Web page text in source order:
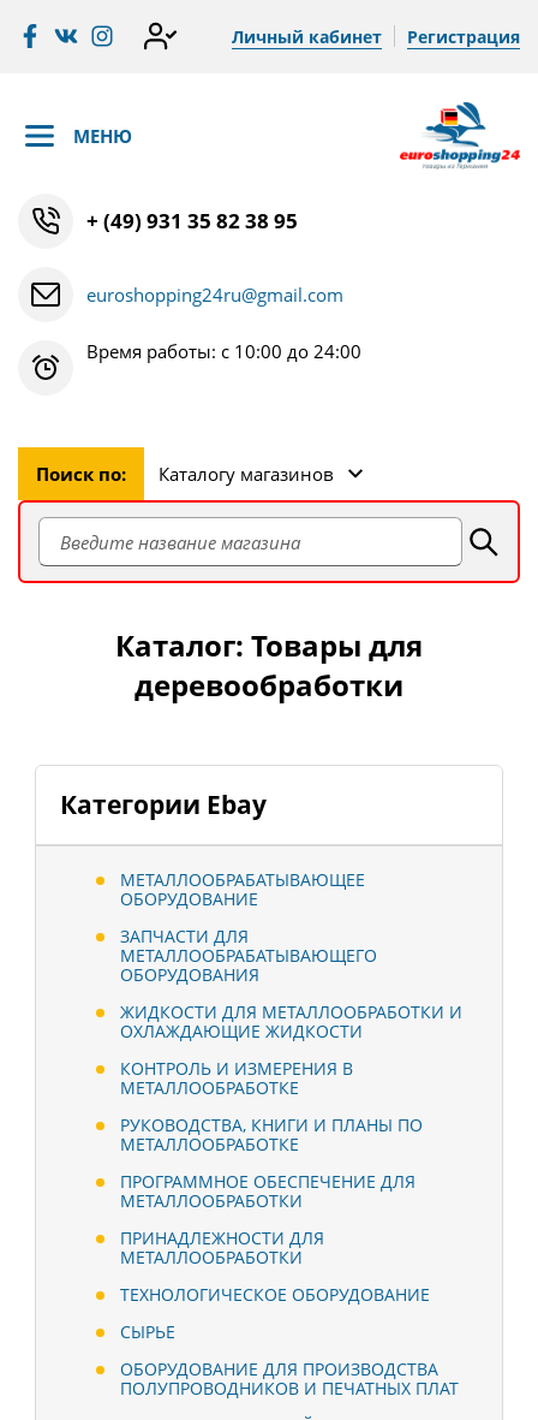
Личный кабинет Регистрация
МЕНЮ
+ (49) 931 35 82 38 95
euroshopping24ru@gmail.com
Время работы: с 10:00 до 24:00
Поиск по: Каталогу магазинов
Категории Ebay
МЕТАЛЛООБРАБАТЫВАЮЩЕЕ
ОБОРУДОВАНИЕ
ЗАПЧАСТИ ДЛЯ
МЕТАЛЛООБРАБАТЫВАЮЩЕГО
ОБОРУДОВАНИЯ
ЖИДКОСТИ ДЛЯ МЕТАЛЛООБРАБОТКИ И
ОХЛАЖДАЮЩИЕ ЖИДКОСТИ
КОНТРОЛЬ И ИЗМЕРЕНИЯ В
МЕТАЛЛООБРАБОТКЕ
РУКОВОДСТВА, КНИГИ И ПЛАНЫ ПО
МЕТАЛЛООБРАБОТКЕ
ПРОГРАММНОЕ ОБЕСПЕЧЕНИЕ ДЛЯ
МЕТАЛЛООБРАБОТКИ
ПРИНАДЛЕЖНОСТИ ДЛЯ
МЕТАЛЛООБРАБОТКИ
ТЕХНОЛОГИЧЕСКОЕ ОБОРУДОВАНИЕ
СЫРЬЕ
ОБОРУДОВАНИЕ ДЛЯ ПРОИЗВОДСТВА
ПОЛУПРОВОДНИКОВ И ПЕЧАТНЫХ ПЛАТ
Каталог: Товары для
деревообработки